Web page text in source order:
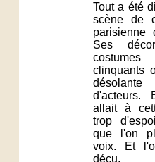
Tout a été
scène de
Ses
clinquants
d'acteurs.
allait à
trop
que l'on
voix. Et
déçu.